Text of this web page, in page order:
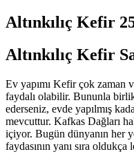
Altınkılıç Kefir
Altınkılıç Kefir
Ev yapımı Kefir çok zaman
faydalı olabilir. Bununla
ederseniz, evde yapılmış
mevcuttur. Kafkas Dağları
içiyor. Bugün dünyanın her
faydasının yanı sıra